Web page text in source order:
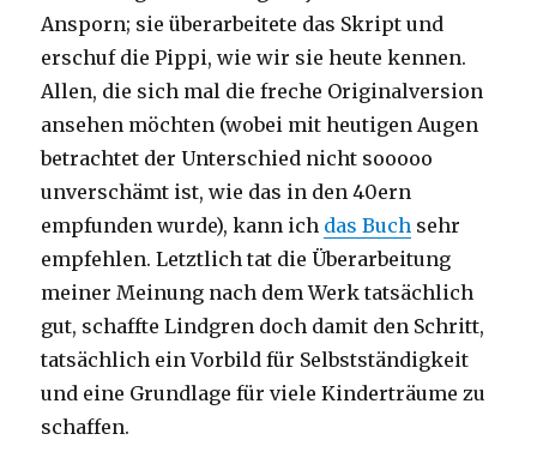
Ansporn; sie überarbeitete das Skript und
erschuf die Pippi, wie wir sie heute kennen.
Allen, die sich mal die freche Originalversion
ansehen möchten (wobei mit heutigen Augen
betrachtet der Unterschied nicht sooooo
unverschämt ist, wie das in den 40ern
empfunden wurde), kann ich das Buch sehr
empfehlen. Letztlich tat die Überarbeitung
meiner Meinung nach dem Werk tatsächlich
gut, schaffte Lindgren doch damit den Schritt,
tatsächlich ein Vorbild für Selbstständigkeit
und eine Grundlage für viele Kinderträume zu
schaffen.